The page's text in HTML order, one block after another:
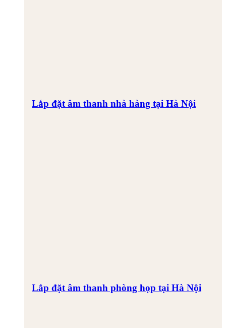
Lắp đặt âm thanh nhà hàng tại Hà Nội
Lắp đặt âm thanh phòng họp tại Hà Nội